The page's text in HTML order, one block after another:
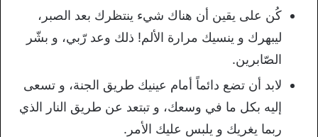
كُن على يقين أن هناك شيء ينتظرك بعد الصبر،
ليبهرك و ينسيك مرارة الألم! ذلك وعد رّبي، و بشّر
الصّابرين.
لابد أن تضع دائماً أمام عينيك طريق الجنة، و تسعى
إليه بكل ما في وسعك، و تبتعد عن طريق النار الذي
ربما يغريك و يلبس عليك الأمر.